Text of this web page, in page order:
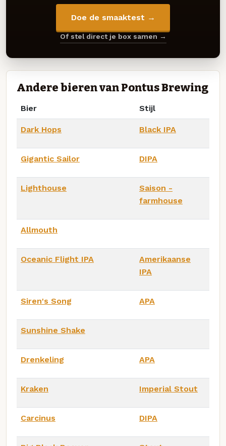
Doe de smaaktest →
Of stel direct je box samen →
Andere bieren van Pontus Brewing
Bier Stijl
Dark Hops Black IPA
Gigantic Sailor DIPA
Lighthouse
Saison -
farmhouse
Allmouth
Oceanic Flight IPA
Amerikaanse
IPA
Siren's Song APA
Sunshine Shake
Drenkeling APA
Kraken Imperial Stout
Carcinus DIPA